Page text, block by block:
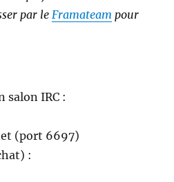
par leFramateam pour
salon IRC :
(port 6697)
: